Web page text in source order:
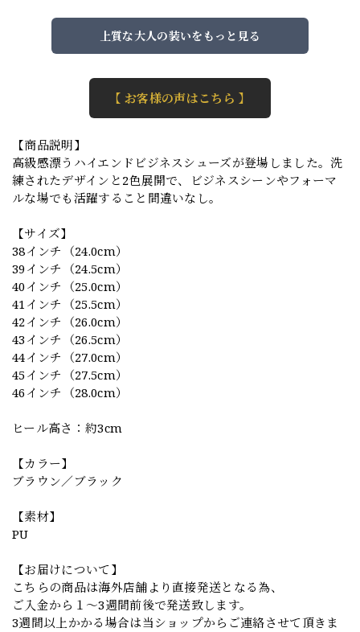
上質な大人の装いをもっと見る
【 お客様の声はこちら 】
【商品説明】
高級感漂うハイエンドビジネスシューズが登場しました。洗
練されたデザインと2色展開で、ビジネスシーンやフォーマ
ルな場でも活躍すること間違いなし。
【サイズ】
38インチ（24.0cm）
39インチ（24.5cm）
40インチ（25.0cm）
41インチ（25.5cm）
42インチ（26.0cm）
43インチ（26.5cm）
44インチ（27.0cm）
45インチ（27.5cm）
46インチ（28.0cm）
ヒール高さ：約3cm
【カラー】
ブラウン／ブラック
【素材】
PU
【お届けについて】
こちらの商品は海外店舗より直接発送となる為、
ご入金から１～3週間前後で発送致します。
3週間以上かかる場合は当ショップからご連絡させて頂きま